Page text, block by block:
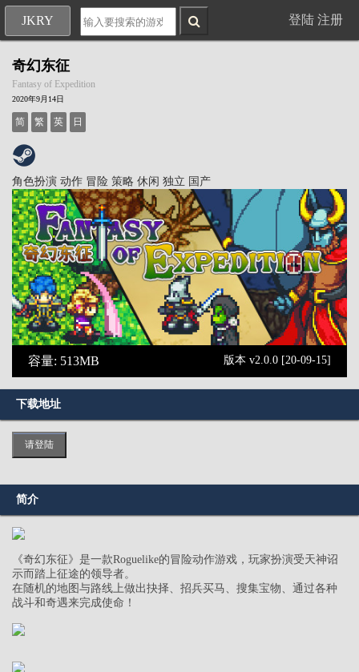
JKRY 登陆 注册
奇幻东征
Fantasy of Expedition
2020年9月14日
简 繁 英 日
角色扮演 动作 冒险 策略 休闲 独立 国产
容量: 513MB 版本 v2.0.0 [20-09-15]
下载地址
请登陆
简介
《奇幻东征》是一款Roguelike的冒险动作游戏，玩家扮演受天神诏
示而踏上征途的领导者。
在随机的地图与路线上做出抉择、招兵买马、搜集宝物、通过各种
战斗和奇遇来完成使命！